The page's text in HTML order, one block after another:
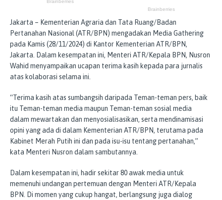
Jakarta – Kementerian Agraria dan Tata Ruang/Badan
Pertanahan Nasional (ATR/BPN) mengadakan Media Gathering
pada Kamis (28/11/2024) di Kantor Kementerian ATR/BPN,
Jakarta. Dalam kesempatan ini, Menteri ATR/Kepala BPN, Nusron
Wahid menyampaikan ucapan terima kasih kepada para jurnalis
atas kolaborasi selama ini.
“Terima kasih atas sumbangsih daripada Teman-teman pers, baik
itu Teman-teman media maupun Teman-teman sosial media
dalam mewartakan dan menyosialisasikan, serta mendinamisasi
opini yang ada di dalam Kementerian ATR/BPN, terutama pada
Kabinet Merah Putih ini dan pada isu-isu tentang pertanahan,”
kata Menteri Nusron dalam sambutannya.
Dalam kesempatan ini, hadir sekitar 80 awak media untuk
memenuhi undangan pertemuan dengan Menteri ATR/Kepala
BPN. Di momen yang cukup hangat, berlangsung juga dialog